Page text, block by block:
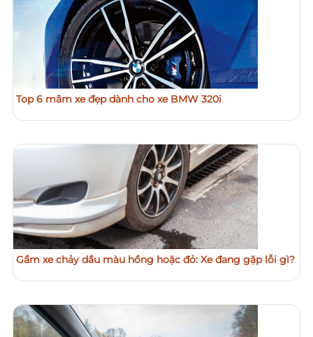
Top 6 mâm xe đẹp dành cho xe BMW 320i
Gầm xe chảy dầu màu hồng hoặc đỏ: Xe đang gặp lỗi gì?